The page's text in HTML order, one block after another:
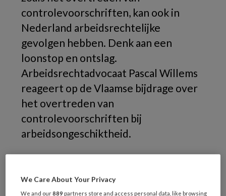
controlevoorschriften, kan ook in
Nederland arbeidsrechtelijke
gevolgen hebben. Denk aan een
loonstop en ontslag.
Arbeidsrechtadvocaat Pascal Willems
reageert op de Vlaamse bijdrage over
het overtreden van
controlevoorschriften bij
arbeidsongeschiktheid.
In het artikel van mr. Julie Devos gaat zij in op
België in het re-integratietraject, dit naar
We Care About Your Privacy
We and our889 partners store and access personal data, like browsing